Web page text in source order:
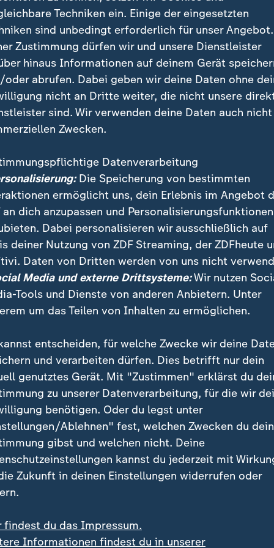
und Umsätze lagen bei der
dem Vorjahr. Das
damit vielerorts eine Atempause.
Hauptgeschäftsführer
werde auch im nächsten Jahr nicht zum großen
die Nürnberger
Konsumklimastudie. "Eine nachhaltige
nach wie vor nicht in Sicht, dazu ist die
noch zu groß", sagt der Konsumexperte Rolf
zuletzt zumindest leicht zugenommen.
sich etwas, dennoch bleibt die Stimmung
bei den Verbrauchern", so
Techniken ein. Einige der eingesetzten
sind unbedingt erforderlich für unser
Zustimmung dürfen wir und unsere Dienstleister
hinaus Informationen auf deinem Gerät
oder abrufen. Dabei geben wir deine Daten ohne
nicht an Dritte weiter, die nicht unsere
sind. Wir verwenden deine Daten auch nicht
Zwecken.
Datenverarbeitung
Die Speicherung von bestimmten
ermöglicht uns, dein Erlebnis im Angebot
an dich anzupassen und Personalisierungsfunktionen
Dabei personalisieren wir ausschließlich auf
deiner Nutzung von ZDF Streaming, der ZDFheute
Daten von Dritten werden von uns nicht
Media und externe Drittsysteme:Wir nutzen
Tools und Dienste von anderen Anbietern. Unter
um das Teilen von Inhalten zu ermöglichen.
entscheiden, für welche Zwecke wir deine
und verarbeiten dürfen. Dies betrifft nur dein
genutztes Gerät. Mit "Zustimmen" erklärst du
zu unserer Datenverarbeitung, für die wir
benötigen. Oder du legst unter
Ablehnen" fest, welchen Zwecken du
gibst und welchen nicht. Deine
kannst du jederzeit mit
Zukunft in deinen Einstellungen widerrufen oder
findest du das Impressum.
Informationen findest du in unserer